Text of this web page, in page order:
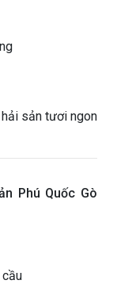
sản tươi ngon
Phú Quốc Gò